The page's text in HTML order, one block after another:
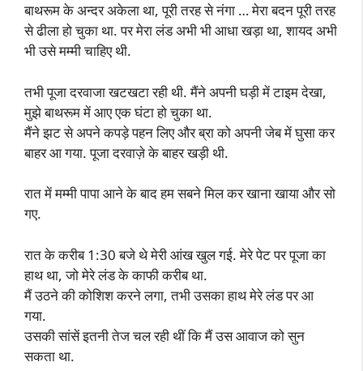
बाथरूम के अन्दर अकेला था, पूरी तरह से नंगा … मेरा बदन पूरी तरह
से ढीला हो चुका था. पर मेरा लंड अभी भी आधा खड़ा था, शायद अभी
भी उसे मम्मी चाहिए थी.
तभी पूजा दरवाजा खटखटा रही थी. मैंने अपनी घड़ी में टाइम देखा,
मुझे बाथरूम में आए एक घंटा हो चुका था.
मैंने झट से अपने कपड़े पहन लिए और ब्रा को अपनी जेब में घुसा कर
बाहर आ गया. पूजा दरवाज़े के बाहर खड़ी थी.
रात में मम्मी पापा आने के बाद हम सबने मिल कर खाना खाया और सो
गए.
रात के करीब 1:30 बजे थे मेरी आंख खुल गई. मेरे पेट पर पूजा का
हाथ था, जो मेरे लंड के काफी करीब था.
मैं उठने की कोशिश करने लगा, तभी उसका हाथ मेरे लंड पर आ
गया.
उसकी सांसें इतनी तेज चल रही थीं कि मैं उस आवाज को सुन
सकता था.